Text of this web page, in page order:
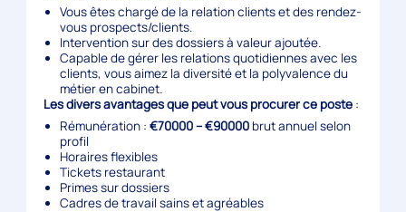
Vous êtes chargé de la relation clients et des rendez-
vous prospects/clients.
Intervention sur des dossiers à valeur ajoutée.
Capable de gérer les relations quotidiennes avec les
clients, vous aimez la diversité et la polyvalence du
métier en cabinet.
Les divers avantages que peut vous procurer ce poste :
Rémunération : €70000 – €90000brut annuel selon
profil
Horaires flexibles
Tickets restaurant
Primes sur dossiers
Cadres de travail sains et agréables